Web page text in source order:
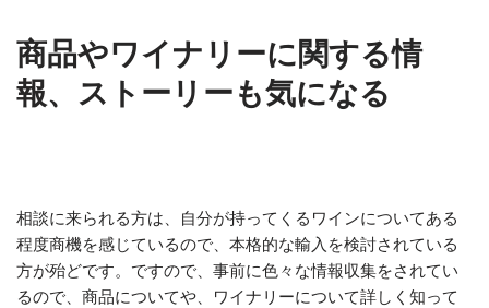
商品やワイナリーに関する情
報、ストーリーも気になる
相談に来られる方は、自分が持ってくるワインについてある
程度商機を感じているので、本格的な輸入を検討されている
方が殆どです。ですので、事前に色々な情報収集をされてい
るので、商品についてや、ワイナリーについて詳しく知って